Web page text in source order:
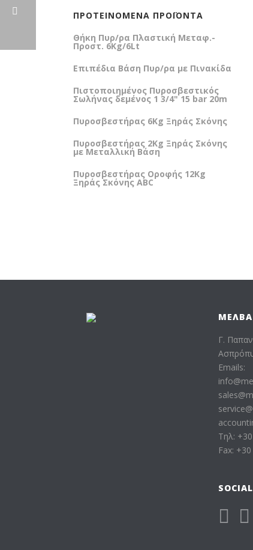
ΠΡΟΤΕΙΝΟΜΕΝΑ ΠΡΟΪΟΝΤΑ
Θήκη Πυρ/ρα Πλαστική Μεταφ.-
Προστ. 6Kg/6Lt
Επιπέδια Βάση Πυρ/ρα με Πινακίδα
Πιστοποιημένος Πυροσβεστικός
Σωλήνας δεμένος 1 3/4" 15 bar 20m
Πυροσβεστήρας 6Kg Ξηράς Σκόνης
Πυροσβεστήρας 2Kg Ξηράς Σκόνης
με Μεταλλική Βάση
Πυροσβεστήρας Οροφής 12Kg
Ξηράς Σκόνης ABC
Γ.
Emails:
Τηλ:
Fax: